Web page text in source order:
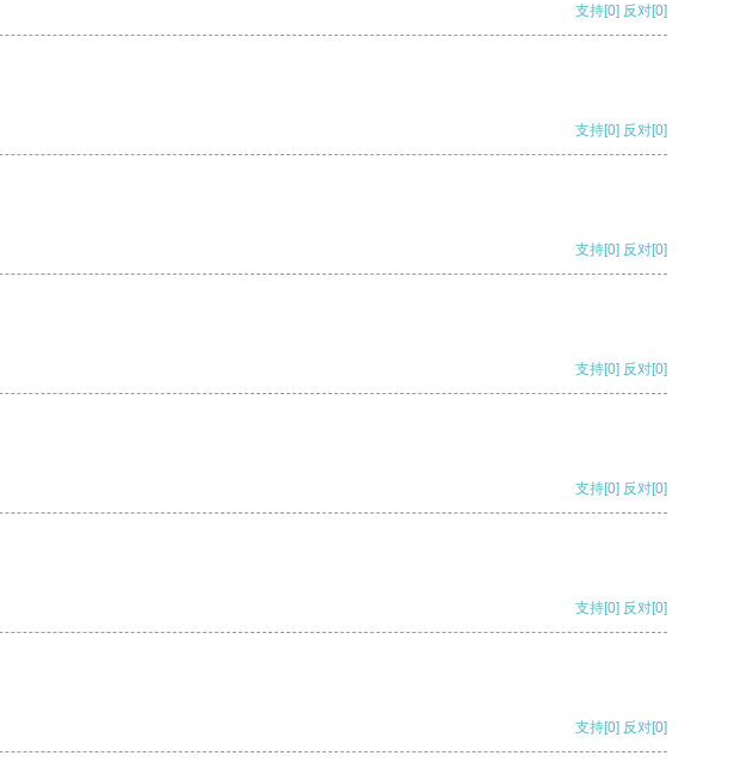
支持[0] 反对[0]
支持[0] 反对[0]
支持[0] 反对[0]
支持[0] 反对[0]
支持[0] 反对[0]
支持[0] 反对[0]
支持[0] 反对[0]